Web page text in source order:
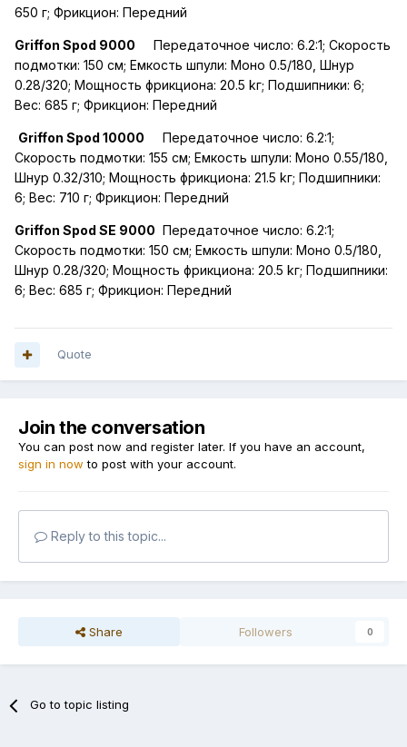
650 г; Фрикцион: Передний
Griffon Spod 9000 Передаточное число: 6.2:1; Скорость
подмотки: 150 см; Емкость шпули: Моно 0.5/180, Шнур
0.28/320; Мощность фрикциона: 20.5 kг; Подшипники: 6;
Вес: 685 г; Фрикцион: Передний
Griffon Spod 10000 Передаточное число: 6.2:1;
Скорость подмотки: 155 см; Емкость шпули: Моно 0.55/180,
Шнур 0.32/310; Мощность фрикциона: 21.5 kг; Подшипники:
6; Вес: 710 г; Фрикцион: Передний
Griffon Spod SE 9000 Передаточное число: 6.2:1;
Скорость подмотки: 150 см; Емкость шпули: Моно 0.5/180,
Шнур 0.28/320; Мощность фрикциона: 20.5 kг; Подшипники:
6; Вес: 685 г; Фрикцион: Передний
Quote
Join the conversation
You can post now and register later. If you have an account,
sign in now to post with your account.
Reply to this topic...
Share Followers 0
Go to topic listing